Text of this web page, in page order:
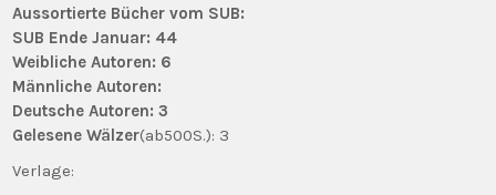
Aussortierte Bücher vom SUB:
SUB Ende Januar: 44
Weibliche Autoren: 6
Männliche Autoren:
Deutsche Autoren: 3
Gelesene Wälzer(ab500S.): 3
Verlage: